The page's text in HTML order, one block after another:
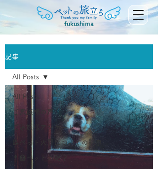
fukushima
記事
All Posts
ご家族様の声
ご家族様アンケート
📝ペット火葬についての記事
👨‍🏫ペットの雑学
All Posts